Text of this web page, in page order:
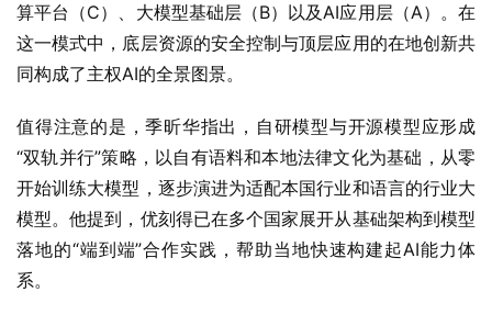
算平台（C）、大模型基础层（B）以及AI应用层（A）。在
这一模式中，底层资源的安全控制与顶层应用的在地创新共
同构成了主权AI的全景图景。
值得注意的是，季昕华指出，自研模型与开源模型应形成
“双轨并行”策略，以自有语料和本地法律文化为基础，从零
开始训练大模型，逐步演进为适配本国行业和语言的行业大
模型。他提到，优刻得已在多个国家展开从基础架构到模型
落地的“端到端”合作实践，帮助当地快速构建起AI能力体
系。